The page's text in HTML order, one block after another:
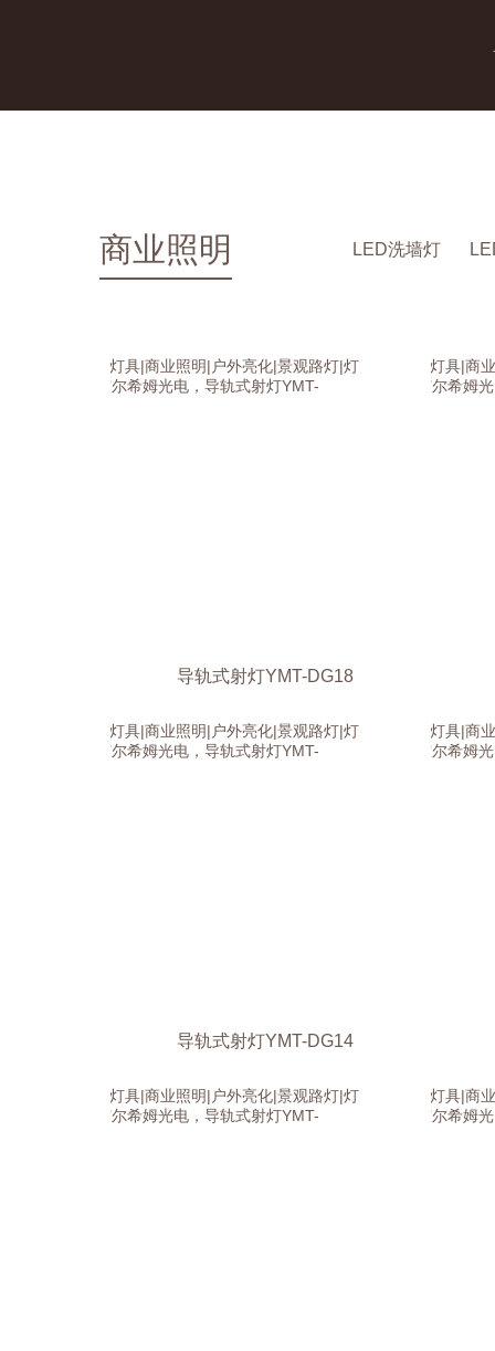
商业照明 LED洗墙灯
导轨式射灯YMT-DG18
导轨式射灯YMT-DG14